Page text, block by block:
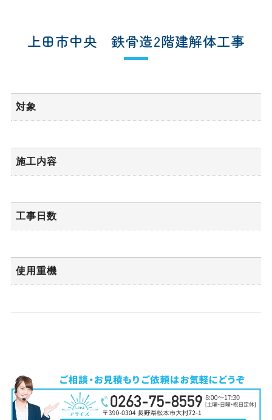
上田市中央 鉄骨造2階建解体工事
対象
施工内容
工事日数
使用重機